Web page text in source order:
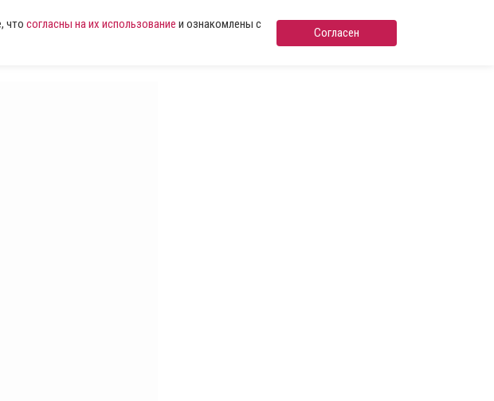
что согласны на их использование и ознакомлены с
Согласен